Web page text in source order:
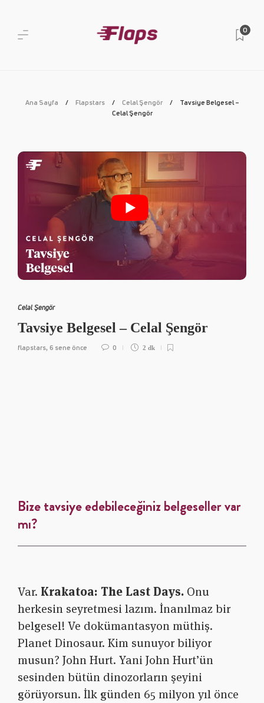
0
Ana Sayfa Flapstars Celal Şengör
Tavsiye Belgesel –
Celal Şengör
Celal Şengör
Tavsiye Belgesel – Celal Şengör
flapstars, 6 sene önce 0 2 dk
Bize tavsiye edebileceğiniz belgeseller var
mı?
Var. Krakatoa: The Last Days. Onu
herkesin seyretmesi lazım. İnanılmaz bir
belgesel! Ve dokümantasyon müthiş.
Planet Dinosaur. Kim sunuyor biliyor
musun? John Hurt. Yani John Hurt’ün
sesinden bütün dinozorların şeyini
görüyorsun. İlk günden 65 milyon yıl önce